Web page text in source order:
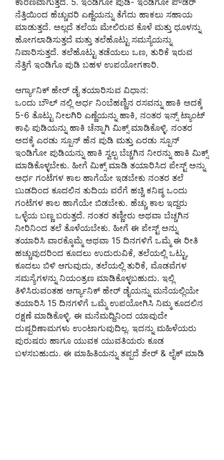
ಕಾರಣವಾಗುತ್ತದೆ. 5. ಇಂಡಿಗೋ ಪುಡಿ- ಇಂಡಿಗೋ ಪೌಡರ್
ನೆತ್ತಿಯಿಂದ ಹೆಚ್ಚುವರಿ ಎಣ್ಣೆಯನ್ನು ತೆಗೆದು ಹಾಕಲು ಸಹಾಯ
ಮಾಡುತ್ತದೆ. ಅಲ್ಲದೆ ತಲೆಯ ಮೇಲಿರುವ ಕೊಳೆ ಮತ್ತು ಧೂಳನ್ನು
ಹೋಗಲಾಡಿಸುತ್ತದೆ ಮತ್ತು ತಲೆಹೊಟ್ಟು ಸಮಸ್ಯೆಯನ್ನು
ನಿವಾರಿಸುತ್ತದೆ. ತಲೆಹೊಟ್ಟು ತಡೆಯಲು ಒಣ, ತುರಿಕೆ ಇರುವ
ನೆತ್ತಿಗೆ ಇಂಡಿಗೊ‌ ಪುಡಿ ಬಹಳ ಉಪಯೋಗಕಾರಿ.
ಆರ್ಗ್ಯಾನಿಕ್ ಹೇರ್ ಡೈ ತಯಾರಿಸುವ ವಿಧಾನ:
ಒಂದು ಬೌಲ್ ನಲ್ಲಿ ಅರ್ಧ ನಿಂಬೆಹಣ್ಣಿನ ರಸವನ್ನು ಹಾಕಿ‌ ಅದಕ್ಕೆ
5-6 ತೊಟ್ಟು ನೀಲಗಿರಿ ಎಣ್ಣೆಯನ್ನು ಹಾಕಿ, ನಂತರ ಇನ್ಸ್ ಟ್ಯಾಂಟ್
ಕಾಫಿ ಪುಡಿಯನ್ನು ಹಾಕಿ ಚೆನ್ನಾಗಿ ಮಿಕ್ಸ್ ಮಾಡಿಕೊಳ್ಳಿ. ನಂತರ
ಅದಕ್ಕೆ ಎರಡು ಸ್ಪೂನ್ ಹೆನ ಪುಡಿ ಮತ್ತು ಎರಡು ಸ್ಪೂನ್
ಇಂಡಿಗೋ ಪುಡಿಯನ್ನು ಹಾಕಿ ಸ್ವಲ್ಪ ಬೆಚ್ಚಗಿನ ನೀರನ್ನು ಹಾಕಿ ಮಿಕ್ಸ್
ಮಾಡಿಕೊಳ್ಳಬೇಕು. ಹೀಗೆ ಮಿಕ್ಸ್ ಮಾಡಿ ತಯಾರಿಸಿದ ಪೇಸ್ಟ್ ಅನ್ನು
ಅರ್ಧ ಗಂಟೆಗಳ ಕಾಲ ಹಾಗೆಯೇ ಇಡಬೇಕು ನಂತರ ತಲೆ
ಬುಡದಿಂದ ಕೂದಲಿನ ತುದಿಯ ವರೆಗೆ ಹಚ್ಚಿ ಕನಿಷ್ಠ ಒಂದು
ಗಂಟೆಗಳ ಕಾಲ ಹಾಗೆಯೇ ಬಿಡಬೇಕು. ಹೆಚ್ಚು ಕಾಲ ಇದ್ದರು
ಒಳ್ಳೆಯ ಬಣ್ಣ ಬರುತ್ತದೆ. ನಂತರ ತಣ್ಣೀರು ಅಥವಾ ಬೆಚ್ಚಗಿನ
ನೀರಿನಿಂದ ತಲೆ ತೊಳೆಯಬೇಕು. ಹೀಗೆ ಈ ಪೇಸ್ಟ್ ಅನ್ನು
ತಯಾರಿಸಿ ವಾರಕ್ಕೊಮ್ಮೆ ಅಥವಾ 15 ದಿನಗಳಿಗೆ ಒಮ್ಮೆ ಈ ರೀತಿ
ಹಚ್ಚುವುದರಿಂದ ಕೂದಲು ಉದುರುವಿಕೆ, ತಲೆಯಲ್ಲಿ ಒಟ್ಟು,
ಕೂದಲು ಬಿಳಿ ಆಗುವುದು, ತಲೆಯಲ್ಲಿ ತುರಿಕೆ, ಮೊಡವೆಗಳ
ಸಮಸ್ಯೆಗಳನ್ನು ನಿಯಂತ್ರಣ ಮಾಡಿಕೊಳ್ಳಬಹುದು. ಇಲ್ಲಿ
ತಿಳಿಸಿರುವಂತಹ ಆರ್ಗ್ಯಾನಿಕ್ ಹೇರ್ ಡೈಯನ್ನು ಮನೆಯಲ್ಲಿಯೇ
ತಯಾರಿಸಿ‌ 15 ದಿನಗಳಿಗೆ ಒಮ್ಮೆ ಉಪಯೋಗಿಸಿ ನಿಮ್ಮ ಕೂದಲಿನ
ರಕ್ಷಣೆ ಮಾಡಿಕೊಳ್ಳಿ. ಈ ಮನೆಮದ್ದಿನಿಂದ‌ ಯಾವುದೇ
ದುಷ್ಪರಿಣಾಮಗಳು ಉಂಟಾಗುವುದಿಲ್ಲ. ಇದನ್ನು ಮಹಿಳೆಯರು
ಪುರುಷರು ಹಾಗೂ ಯುವಕ ಯುವತಿಯರು ಕೂಡ
ಬಳಸಬಹುದು. ಈ ಮಾಹಿತಿಯನ್ನು ತಪ್ಪದೆ ಶೇರ್ & ಲೈಕ್ ಮಾಡಿ